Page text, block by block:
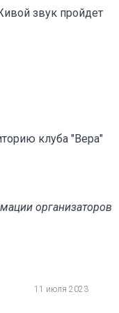
звук пройдет
клуба "Вера"
организаторов
11 июля 2023